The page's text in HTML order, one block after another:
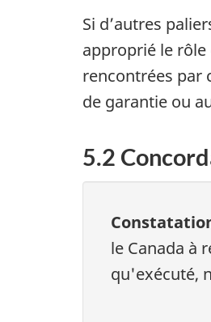
Si d’autres
approprié le
rencontrées par
de garantie ou
5.2
le Canada à
qu'exécuté,